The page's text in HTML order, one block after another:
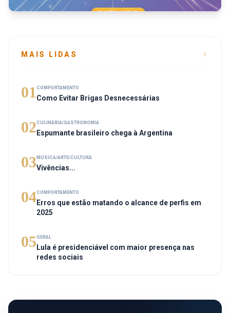
MAIS LIDAS
01 COMPORTAMENTO
Como Evitar Brigas Desnecessárias
02CULINÁRIA/GASTRONOMIA
Espumante brasileiro chega à Argentina
03 MÚSICA/ARTE/CULTURA
Vivências...
04COMPORTAMENTO
Erros que estão matando o alcance de perfis em
2025
05GERAL
Lula é presidenciável com maior presença nas
redes sociais